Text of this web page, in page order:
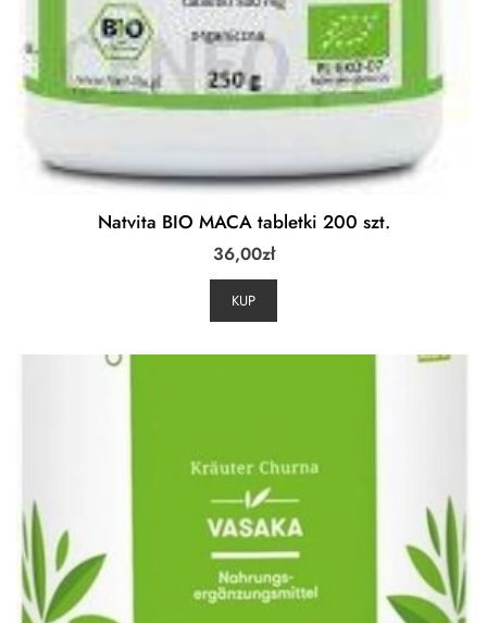
Natvita BIO MACA tabletki 200 szt.
36,00zł
KUP